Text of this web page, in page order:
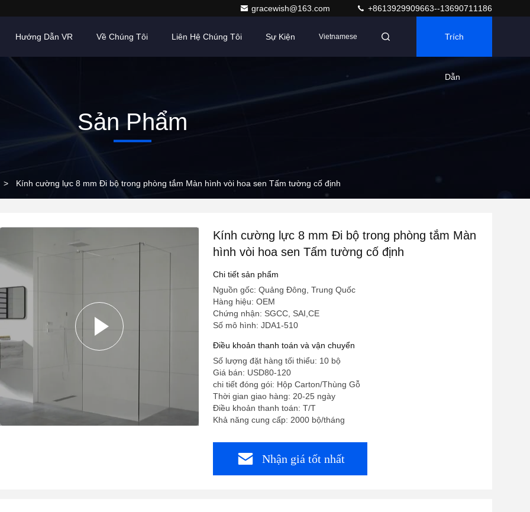
gracewish@163.com +8613929909663--13690711186
Hướng Dẫn VR Về Chúng Tôi Liên Hệ Chúng Tôi Sự Kiện Vietnamese Trích
Dẫn
Sản Phẩm
> Kính cường lực 8 mm Đi bộ trong phòng tắm Màn hình vòi hoa sen Tấm tường cố định
Kính cường lực 8 mm Đi bộ trong phòng tắm Màn
hình vòi hoa sen Tấm tường cố định
Chi tiết sản phẩm
Nguồn gốc: Quảng Đông, Trung Quốc
Hàng hiệu: OEM
Chứng nhận: SGCC, SAI,CE
Số mô hình: JDA1-510
Điều khoản thanh toán và vận chuyển
Số lượng đặt hàng tối thiểu: 10 bộ
Giá bán: USD80-120
chi tiết đóng gói: Hộp Carton/Thùng Gỗ
Thời gian giao hàng: 20-25 ngày
Điều khoản thanh toán: T/T
Khả năng cung cấp: 2000 bộ/tháng
Nhận giá tốt nhất